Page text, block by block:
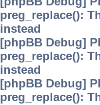
preg_replace():
instead
[phpBB Debug]
preg_replace():
instead
[phpBB Debug]
preg_replace():